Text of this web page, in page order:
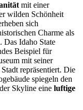
mit einer
wilden Schönheit
sich
Charme als
Das Idaho State
Beispiel für
mit seiner
repräsentiert. Die
spiegeln den
Skyline eine luftige